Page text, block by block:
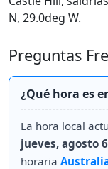
N, 29.0deg W.
Preguntas
¿Qué hora es
La hora local
jueves, agosto
horaria